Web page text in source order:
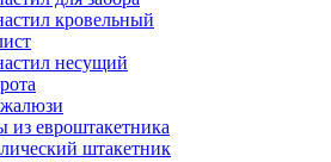
кровельный
несущий
из евроштакетника
штакетник